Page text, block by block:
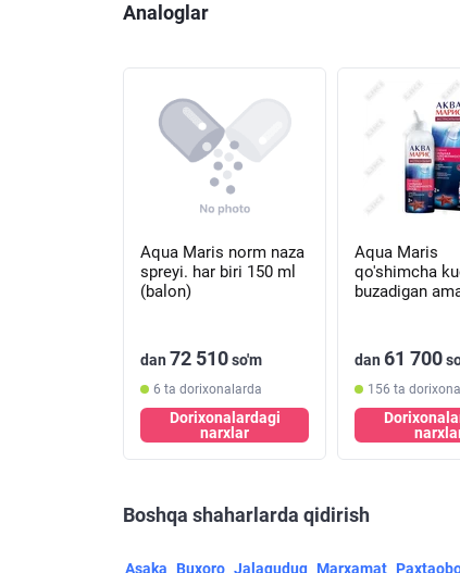
Analoglar
Aqua Maris norm naza
spreyi. har biri 150 ml
(balon)
dan 72 510so'm
6 ta dorixonalarda
Dorixonalardagi
narxlar
Aqua Maris
qo'shimcha
buzadigan
dan 61 700
156 ta
Boshqa shaharlarda qidirish
Asaka Buxoro Jalaquduq Marxamat